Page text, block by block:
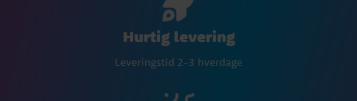
Hurtig levering
Leveringstid 2-3 hverdage